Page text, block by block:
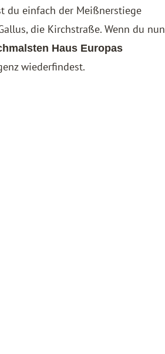
du einfach der Meißnerstiege
die Kirchstraße. Wenn du nun
Haus Europas
wiederfindest.